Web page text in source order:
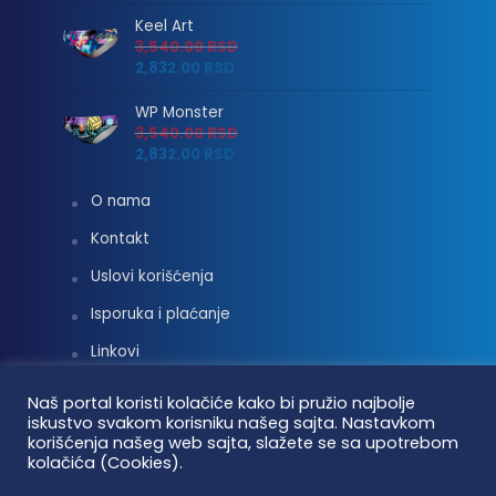
Keel Art
3,540.00RSD
2,832.00 RSD
WP Monster
3,540.00RSD
2,832.00 RSD
O nama
Kontakt
Uslovi korišćenja
Isporuka i plaćanje
Linkovi
Vaterpolo vesti © 2026. Sva prava zadržana.
Naš portal koristi kolačiće kako bi pružio najbolje
iskustvo svakom korisniku našeg sajta. Nastavkom
korišćenja našeg web sajta, slažete se sa upotrebom
kolačića (Cookies).